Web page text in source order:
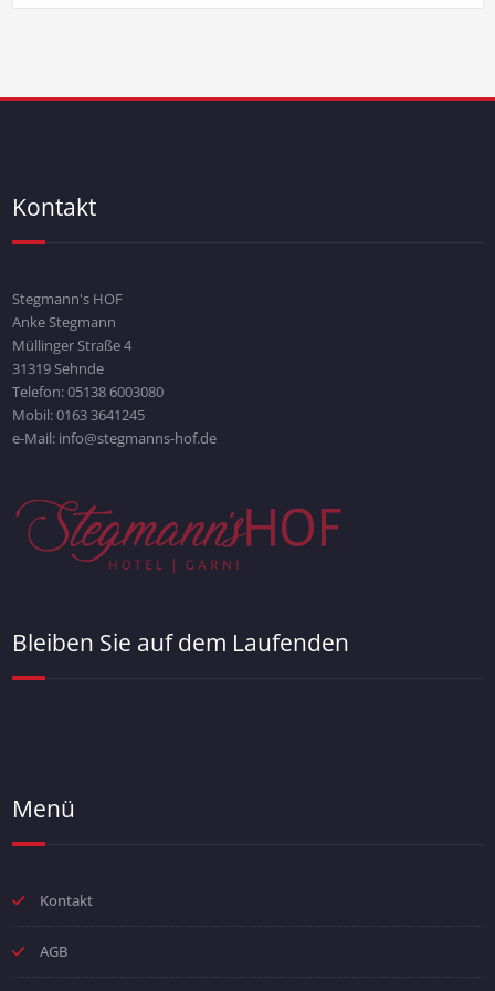
Kontakt
Stegmann's HOF
Anke Stegmann
Müllinger Straße 4
31319 Sehnde
Telefon: 05138 6003080
Mobil: 0163 3641245
e-Mail: info@stegmanns-hof.de
Bleiben Sie auf dem Laufenden
Menü
Kontakt
AGB